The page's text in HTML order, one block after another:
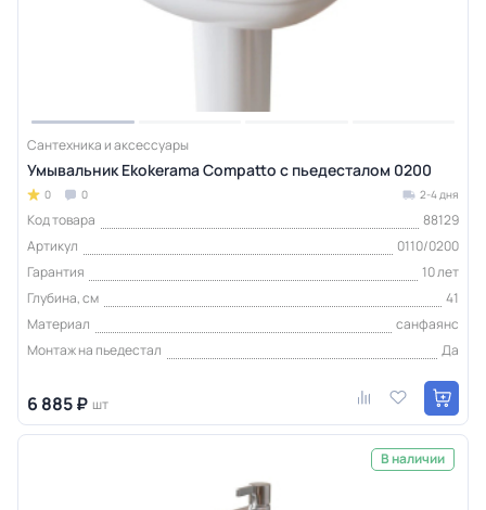
Сантехника и аксессуары
Умывальник Ekokerama Compatto с пьедесталом 0200
0 0 2-4 дня
Код товара
88129
Артикул
0110/0200
Гарантия
10 лет
Глубина, см
41
Материал
санфаянс
Монтаж на пьедестал
Да
6 885 ₽ шт
В наличии